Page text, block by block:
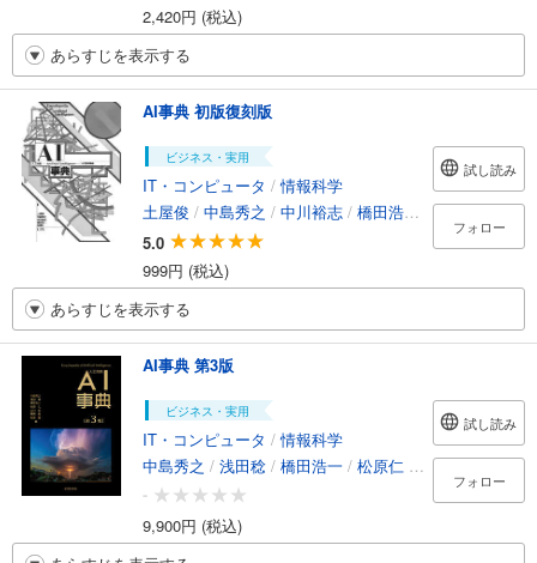
2,420円 (税込)
あらすじを表示する
AI事典 初版復刻版
ビジネス・実用
IT・コンピュータ /情報科学
土屋俊 / 中島秀之 / 中川裕志 / 橋田浩一 /松原仁
5.0
999円 (税込)
試し読み
フォロー
あらすじを表示する
AI事典 第3版
ビジネス・実用
IT・コンピュータ /情報科学
中島秀之 / 浅田稔 / 橋田浩一 / 松原仁 山川宏/栗原聡
-
9,900円 (税込)
試し読み
フォロー